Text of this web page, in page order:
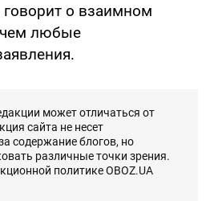
о взаимном
любые
может отличаться от
сайта не несет
содержание блогов, но
различные точки зрения.
политике OBOZ.UA